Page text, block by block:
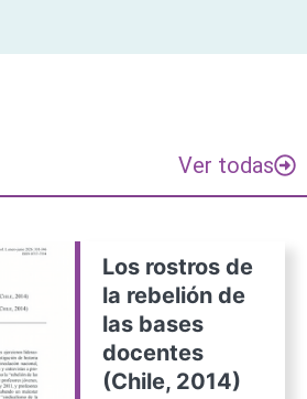
Ver todas
Los rostros de
la rebelión de
las bases
docentes
(Chile, 2014)